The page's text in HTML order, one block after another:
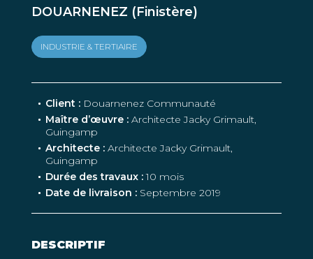
Défense
Industrie & Tertiaire
Rénovation énergétique
Nos réalisations
Recrutement
Contact
DOUARNENEZ (Finistère)
INDUSTRIE & TERTIAIRE
Client : Douarnenez Communauté
Maître d’œuvre : Architecte Jacky Grimault,
Guingamp
Architecte : Architecte Jacky Grimault,
Guingamp
Durée des travaux :10 mois
Date de livraison : Septembre 2019
DESCRIPTIF